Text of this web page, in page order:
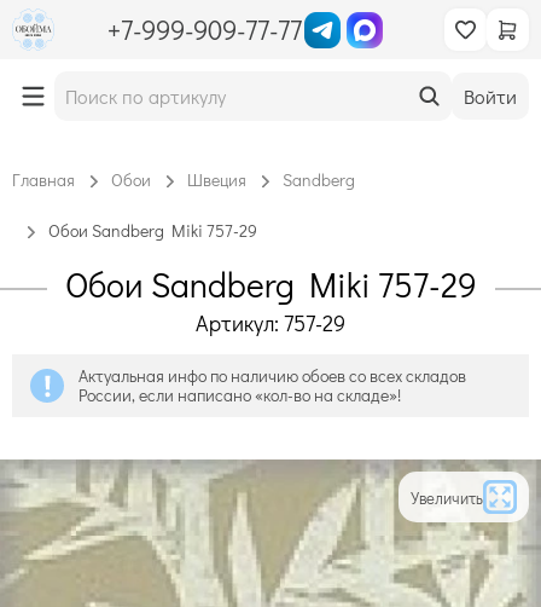
+7-999-909-77-77
Войти
Главная Обои Швеция Sandberg
Обои Sandberg Miki 757-29
Обои Sandberg Miki 757-29
Артикул: 757-29
Актуальная инфо по наличию обоев со всех складов
России, если написано «кол-во на складе»!
Увеличить